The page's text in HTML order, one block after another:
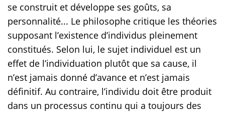
se construit et développe ses goûts, sa
personnalité... Le philosophe critique les théories
supposant l’existence d’individus pleinement
constitués. Selon lui, le sujet individuel est un
effet de l’individuation plutôt que sa cause, il
n’est jamais donné d’avance et n’est jamais
définitif. Au contraire, l’individu doit être produit
dans un processus continu qui a toujours des